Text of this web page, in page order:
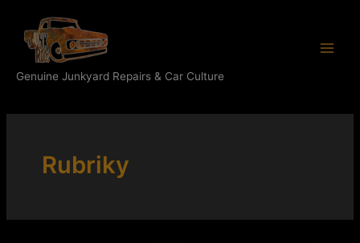
obsah
Genuine Junkyard Repairs & Car Culture
Rubriky